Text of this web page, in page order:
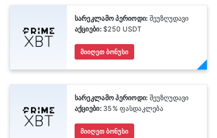
სარეკლამო პერიოდი: შეუზღუდავი
აქციები: $250 USDT
მიიღეთ ბონუსი
სარეკლამო პერიოდი: შეუზღუდავი
აქციები: 35% ფასდაკლება
მიიღეთ ბონუსი